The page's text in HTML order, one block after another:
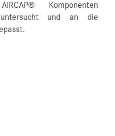
Komponenten
und an die